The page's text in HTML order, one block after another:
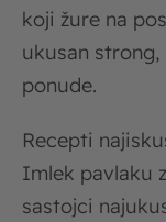
koji žure na
ukusan
ponude.
Recepti
Imlek pavlaku
sastojci